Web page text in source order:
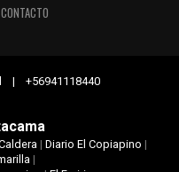
CONTACTO
| +56941118440
| Diario El Copiapino |
|